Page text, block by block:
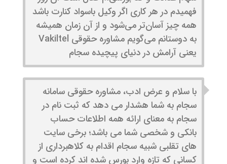
فهمیدم در هر کاری اگر وکیل باسواد کنارت باشد
همه چیز آسان‌تر می‌شود و از آن زمان همیشه
به دوستانم می‌گویم مشاوره حقوقی Vakiltel
یعنی آرامش در دنیای پیچیده سجام
با سلام و عرض ادب، مشاوره حقوقی سامانه
سجام به شما هشدار می دهد که ثبت نام در
سجام به معنای ارائه همه اطلاعات حساب
بانکی و شخصی شما می باشد؛ برخی سایت
های تقلبی شبیه سجام اقدام به کلاهبرداری از
کسانی که تازه وارد بورس شده اند کرده است و